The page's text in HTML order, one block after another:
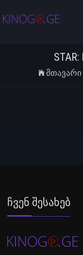
STAR:
Მთავარი
Ჩვენ Შესახებ